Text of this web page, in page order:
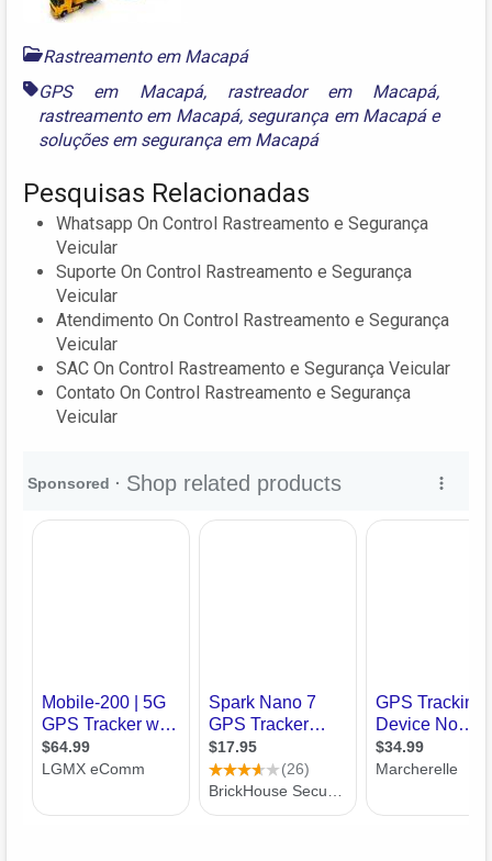
Rastreamento em Macapá
GPS em Macapá, rastreador em Macapá,
rastreamento em Macapá, segurança em Macapáe
soluções em segurança em Macapá
Pesquisas Relacionadas
Whatsapp On Control Rastreamento e Segurança
Veicular
Suporte On Control Rastreamento e Segurança
Veicular
Atendimento On Control Rastreamento e Segurança
Veicular
SAC On Control Rastreamento e Segurança Veicular
Contato On Control Rastreamento e Segurança
Veicular